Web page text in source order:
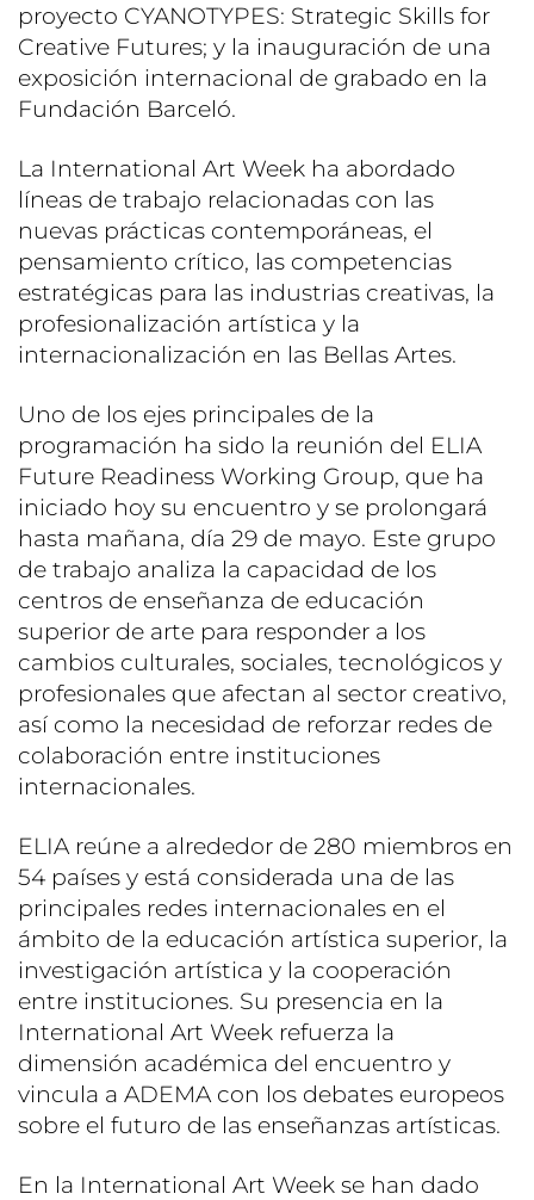
proyecto CYANOTYPES: Strategic Skills for
Creative Futures; y la inauguración de una
exposición internacional de grabado en la
Fundación Barceló.
La International Art Week ha abordado
líneas de trabajo relacionadas con las
nuevas prácticas contemporáneas, el
pensamiento crítico, las competencias
estratégicas para las industrias creativas, la
profesionalización artística y la
internacionalización en las Bellas Artes.
Uno de los ejes principales de la
programación ha sido la reunión del ELIA
Future Readiness Working Group, que ha
iniciado hoy su encuentro y se prolongará
hasta mañana, día 29 de mayo. Este grupo
de trabajo analiza la capacidad de los
centros de enseñanza de educación
superior de arte para responder a los
cambios culturales, sociales, tecnológicos y
profesionales que afectan al sector creativo,
así como la necesidad de reforzar redes de
colaboración entre instituciones
internacionales.
ELIA reúne a alrededor de 280 miembros en
54 países y está considerada una de las
principales redes internacionales en el
ámbito de la educación artística superior, la
investigación artística y la cooperación
entre instituciones. Su presencia en la
International Art Week refuerza la
dimensión académica del encuentro y
vincula a ADEMA con los debates europeos
sobre el futuro de las enseñanzas artísticas.
En la International Art Week se han dado